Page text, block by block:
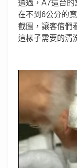
通過，A7這台的
在不到6公分的
截圖，讓客倌們
這樣子需要的清